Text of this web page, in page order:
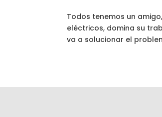
Todos tenemos un
eléctricos, domina su
va a solucionar el